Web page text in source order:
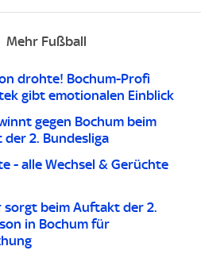
Mehr Fußball
drohte! Bochum-Profi
gibt emotionalen Einblick
gegen Bochum beim
2. Bundesliga
- alle Wechsel & Gerüchte
sorgt beim Auftakt der 2.
in Bochum für